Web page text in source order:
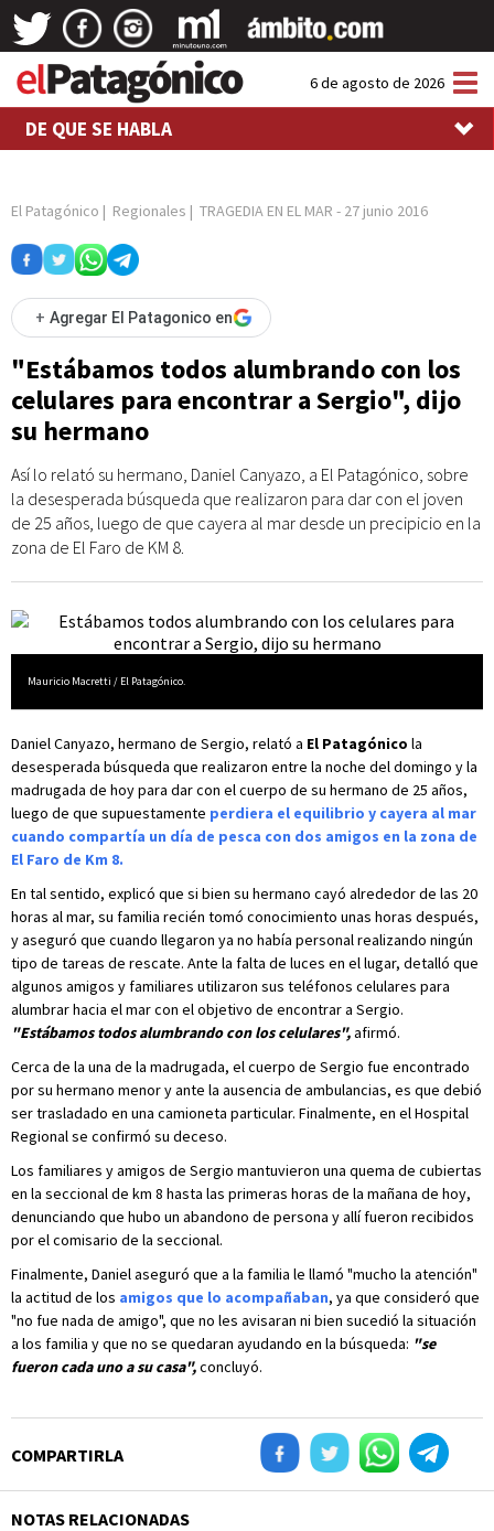
6 de agosto de 2026
DE QUE SE HABLA
El Patagónico | Regionales | TRAGEDIA EN EL MAR - 27 junio 2016
+ Agregar El Patagonico en
"Estábamos todos alumbrando con los
celulares para encontrar a Sergio", dijo
su hermano
Así lo relató su hermano, Daniel Canyazo, a El Patagónico, sobre
la desesperada búsqueda que realizaron para dar con el joven
de 25 años, luego de que cayera al mar desde un precipicio en la
zona de El Faro de KM 8.
Mauricio Macretti / El Patagónico.
Daniel Canyazo, hermano de Sergio, relató a El Patagónico la
desesperada búsqueda que realizaron entre la noche del domingo y la
madrugada de hoy para dar con el cuerpo de su hermano de 25 años,
luego de que supuestamente perdiera el equilibrio y cayera al mar
cuando compartía un día de pesca con dos amigos en la zona de
El Faro de Km 8.
En tal sentido, explicó que si bien su hermano cayó alrededor de las 20
horas al mar, su familia recién tomó conocimiento unas horas después,
y aseguró que cuando llegaron ya no había personal realizando ningún
tipo de tareas de rescate. Ante la falta de luces en el lugar, detalló que
algunos amigos y familiares utilizaron sus teléfonos celulares para
alumbrar hacia el mar con el objetivo de encontrar a Sergio.
"Estábamos todos alumbrando con los celulares",afirmó.
Cerca de la una de la madrugada, el cuerpo de Sergio fue encontrado
por su hermano menor y ante la ausencia de ambulancias, es que debió
ser trasladado en una camioneta particular. Finalmente, en el Hospital
Regional se confirmó su deceso.
Los familiares y amigos de Sergio mantuvieron una quema de cubiertas
en la seccional de km 8 hasta las primeras horas de la mañana de hoy,
denunciando que hubo un abandono de persona y allí fueron recibidos
por el comisario de la seccional.
Finalmente, Daniel aseguró que a la familia le llamó "mucho la atención"
la actitud de los amigos que lo acompañaban, ya que consideró que
"no fue nada de amigo", que no les avisaran ni bien sucedió la situación
a los familia y que no se quedaran ayudando en la búsqueda: "se
fueron cada uno a su casa",concluyó.
COMPARTIRLA
NOTAS RELACIONADAS